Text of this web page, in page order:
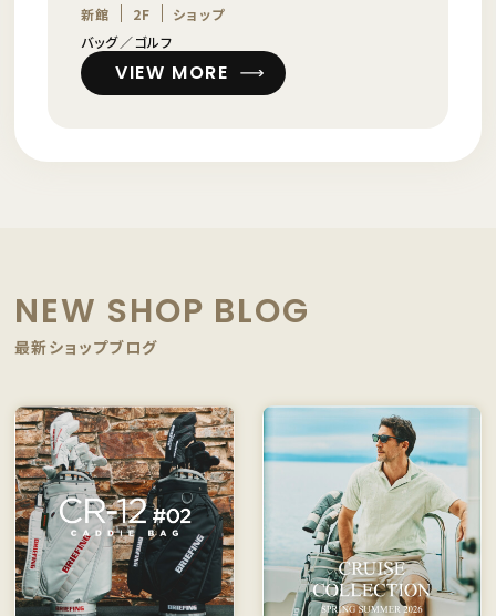
新館 2F
ショップ
バッグ／ゴルフ
VIEW MORE
NEW SHOP BLOG
最新ショップブログ